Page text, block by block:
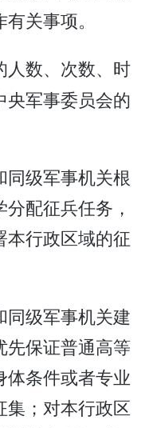
关事项。
数、次数、时
央军事委员会的
级军事机关根
配征兵任务，
本行政区域的征
同级军事机关建
先保证普通高等
体条件或者专业
集；对本行政区